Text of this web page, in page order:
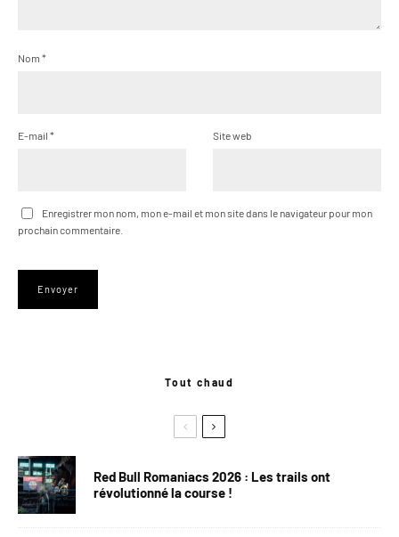
Nom *
E-mail * Site web
Enregistrer mon nom, mon e-mail et mon site dans le navigateur pour mon
prochain commentaire.
Tout chaud
Red Bull Romaniacs 2026 : Les trails ont
révolutionné la course !